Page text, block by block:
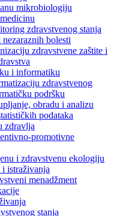
mikrobiologiju
zdravstvenog stanja
bolesti
zdravstvene zaštite i
i informatiku
zdravstvenog
podršku
obradu i analizu
podataka
zdravlja
promotivne
i zdravstvenu ekologiju
i istraživanja
menadžment
stanja